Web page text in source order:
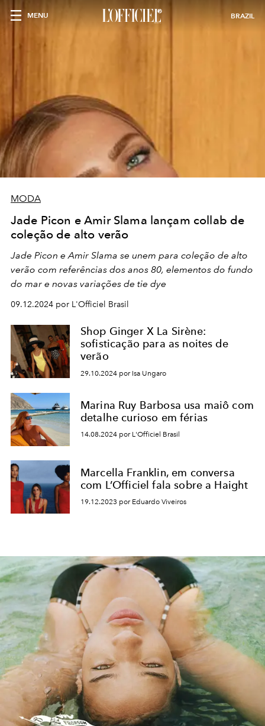
MENU BRAZIL
MODA
Jade Picon e Amir Slama lançam collab de
coleção de alto verão
Jade Picon e Amir Slama se unem para coleção de alto
verão com referências dos anos 80, elementos do fundo
do mar e novas variações de tie dye
09.12.2024 por L'Officiel Brasil
Shop Ginger X La Sirène:
sofisticação para as noites de
verão
29.10.2024 por Isa Ungaro
Marina Ruy Barbosa usa maiô com
detalhe curioso em férias
14.08.2024 por L'Officiel Brasil
Marcella Franklin, em conversa
com L’Officiel fala sobre a Haight
19.12.2023 por Eduardo Viveiros